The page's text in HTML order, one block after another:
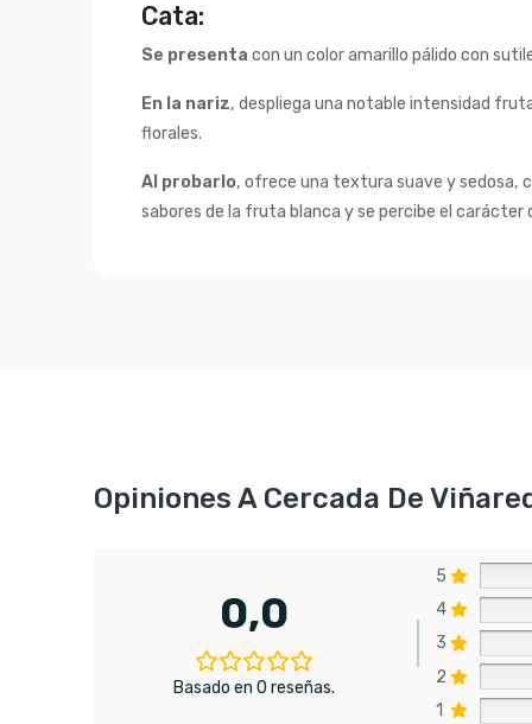
Cata:
Se presenta con un color amarillo pálido con
En la nariz, despliega una notable intensidad
florales.
Al probarlo, ofrece una textura suave y sedosa,
sabores de la fruta blanca y se percibe el carácter
Opiniones A Cercada De
0,0
Basado en 0 reseñas.
5
4
3
2
1